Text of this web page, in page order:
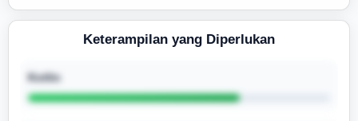
Keterampilan yang Diperlukan
Kotlin